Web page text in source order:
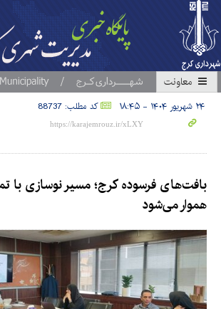
معاونت
۲۴ شهریور ۱۴۰۴ - ۱۸:۴۵ کد مطلب: 88737
بافت‌های فرسوده کرج؛ مسیر نوسازی با
هموار می‌شود